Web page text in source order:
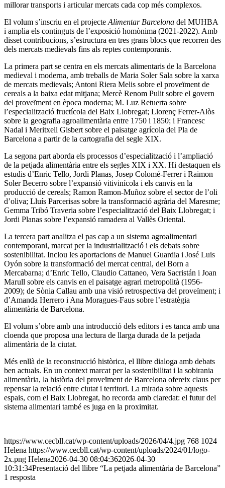
millorar transports i articular mercats cada cop més complexos.
El volum s’inscriu en el projecte Alimentar Barcelona del MUHBA
i amplia els continguts de l’exposició homònima (2021-2022). Amb
disset contribucions, s’estructura en tres grans blocs que recorren des
dels mercats medievals fins als reptes contemporanis.
La primera part se centra en els mercats alimentaris de la Barcelona
medieval i moderna, amb treballs de Maria Soler Sala sobre la xarxa
de mercats medievals; Antoni Riera Melis sobre el proveïment de
cereals a la baixa edat mitjana; Mercè Renom Pulit sobre el govern
del proveïment en època moderna; M. Luz Retuerta sobre
l’especialització fructícola del Baix Llobregat; Llorenç Ferrer-Alòs
sobre la geografia agroalimentària entre 1750 i 1850; i Francesc
Nadal i Meritxell Gisbert sobre el paisatge agrícola del Pla de
Barcelona a partir de la cartografia del segle XIX.
La segona part aborda els processos d’especialització i l’ampliació
de la petjada alimentària entre els segles XIX i XX. Hi destaquen els
estudis d’Enric Tello, Jordi Planas, Josep Colomé-Ferrer i Raimon
Soler Becerro sobre l’expansió vitivinícola i els canvis en la
producció de cereals; Ramon Ramon-Muñoz sobre el sector de l’oli
d’oliva; Lluís Parcerisas sobre la transformació agrària del Maresme;
Gemma Tribó Traveria sobre l’especialització del Baix Llobregat; i
Jordi Planas sobre l’expansió ramadera al Vallès Oriental.
La tercera part analitza el pas cap a un sistema agroalimentari
contemporani, marcat per la industrialització i els debats sobre
sostenibilitat. Inclou les aportacions de Manuel Guardia i José Luis
Oyón sobre la transformació del mercat central, del Born a
Mercabarna; d’Enric Tello, Claudio Cattaneo, Vera Sacristán i Joan
Marull sobre els canvis en el paisatge agrari metropolità (1956-
2009); de Sònia Callau amb una visió retrospectiva del proveïment; i
d’Amanda Herrero i Ana Moragues-Faus sobre l’estratègia
alimentària de Barcelona.
El volum s’obre amb una introducció dels editors i es tanca amb una
cloenda que proposa una lectura de llarga durada de la petjada
alimentària de la ciutat.
Més enllà de la reconstrucció històrica, el llibre dialoga amb debats
ben actuals. En un context marcat per la sostenibilitat i la sobirania
alimentària, la història del proveïment de Barcelona ofereix claus per
repensar la relació entre ciutat i territori. La mirada sobre aquests
espais, com el Baix Llobregat, ho recorda amb claredat: el futur del
sistema alimentari també es juga en la proximitat.
https://www.cecbll.cat/wp-content/uploads/2026/04/4.jpg 768 1024
Helena https://www.cecbll.cat/wp-content/uploads/2024/01/logo-
2x.png Helena2026-04-30 08:04:362026-04-30
10:31:34Presentació del llibre “La petjada alimentària de Barcelona”
1 resposta